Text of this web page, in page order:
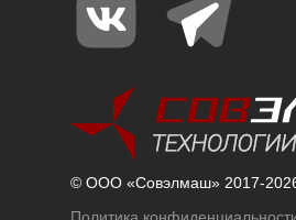
© ООО «Совэлмаш» 2017-